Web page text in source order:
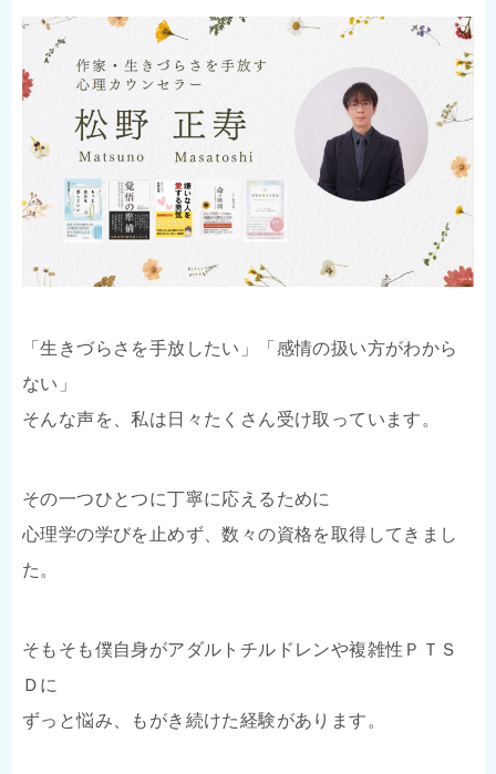
「生きづらさを手放したい」「感情の扱い方がわから
ない」
そんな声を、私は日々たくさん受け取っています。
その一つひとつに丁寧に応えるために
心理学の学びを止めず、数々の資格を取得してきまし
た。
そもそも僕自身がアダルトチルドレンや複雑性ＰＴＳ
Ｄに
ずっと悩み、もがき続けた経験があります。